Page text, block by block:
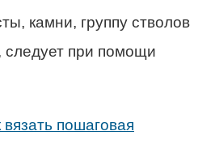
камни, группу стволов
при помощи